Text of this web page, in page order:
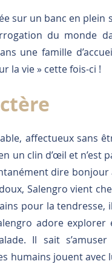
sur un banc en plein
du monde
une famille
la vie » cette fois-ci !
affectueux sans
un clin d’œil et n’est
dire bonjour
Salengro vient
pour la tendresse,
adore explorer
Il sait
humains jouent avec